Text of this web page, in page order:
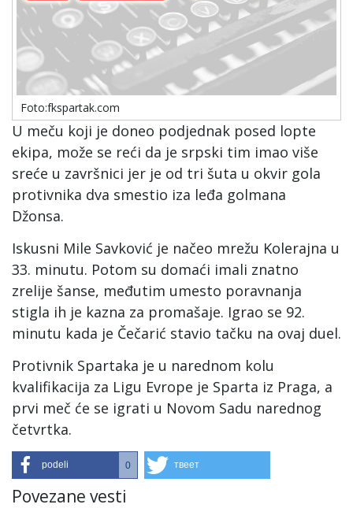
Foto:fkspartak.com
U meču koji je doneo podjednak posed lopte
ekipa, može se reći da je srpski tim imao više
sreće u završnici jer je od tri šuta u okvir gola
protivnika dva smestio iza leđa golmana
Džonsa.
Iskusni Mile Savković je načeo mrežu Kolerajna u
33. minutu. Potom su domaći imali znatno
zrelije šanse, međutim umesto poravnanja
stigla ih je kazna za promašaje. Igrao se 92.
minutu kada je Čečarić stavio tačku na ovaj duel.
Protivnik Spartaka je u narednom kolu
kvalifikacija za Ligu Evrope je Sparta iz Praga, a
prvi meč će se igrati u Novom Sadu narednog
četvrtka.
podeli 0 твеет
Povezane vesti